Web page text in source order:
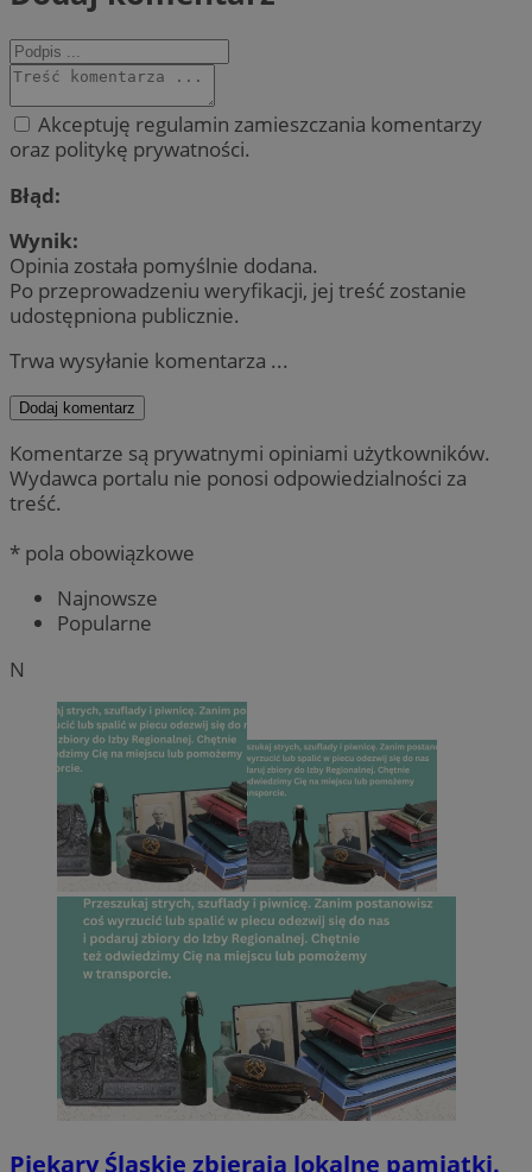
Akceptuję regulamin zamieszczania komentarzy
oraz politykę prywatności.
Błąd:
Wynik:
Opinia została pomyślnie dodana.
Po przeprowadzeniu weryfikacji, jej treść zostanie
udostępniona publicznie.
Trwa wysyłanie komentarza ...
Dodaj komentarz
Komentarze są prywatnymi opiniami użytkowników.
Wydawca portalu nie ponosi odpowiedzialności za
treść.
* pola obowiązkowe
Najnowsze
Popularne
N
Piekary Śląskie zbierają lokalne pamiątki.